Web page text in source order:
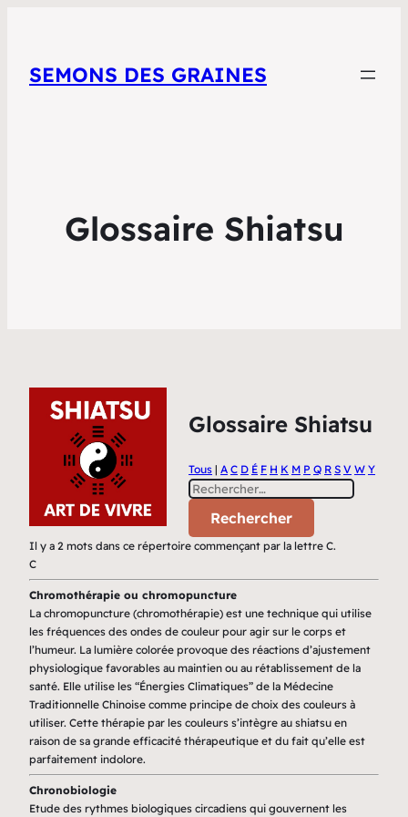
SEMONS DES GRAINES
Glossaire Shiatsu
Glossaire Shiatsu
Tous | A C D É F H K M P Q R S V W Y
Il y a 2 mots dans ce répertoire commençant par la lettre C.
C
Chromothérapie ou chromopuncture
La chromopuncture (chromothérapie) est une technique qui utilise
les fréquences des ondes de couleur pour agir sur le corps et
l’humeur. La lumière colorée provoque des réactions d’ajustement
physiologique favorables au maintien ou au rétablissement de la
santé. Elle utilise les “Énergies Climatiques” de la Médecine
Traditionnelle Chinoise comme principe de choix des couleurs à
utiliser. Cette thérapie par les couleurs s’intègre au shiatsu en
raison de sa grande efficacité thérapeutique et du fait qu’elle est
parfaitement indolore.
Chronobiologie
Etude des rythmes biologiques circadiens qui gouvernent les